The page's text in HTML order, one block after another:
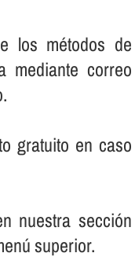
los métodos de
mediante correo
gratuito en caso
nuestra sección
superior.